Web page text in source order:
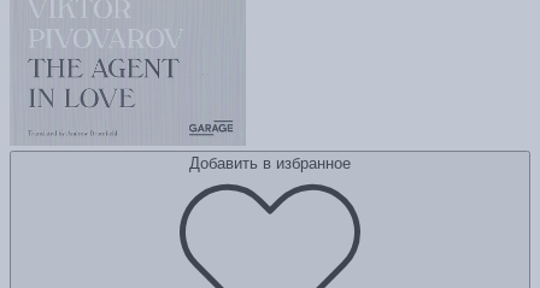
Добавить в избранное